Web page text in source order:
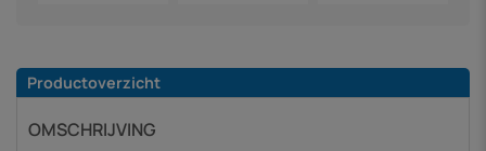
Productoverzicht
OMSCHRIJVING